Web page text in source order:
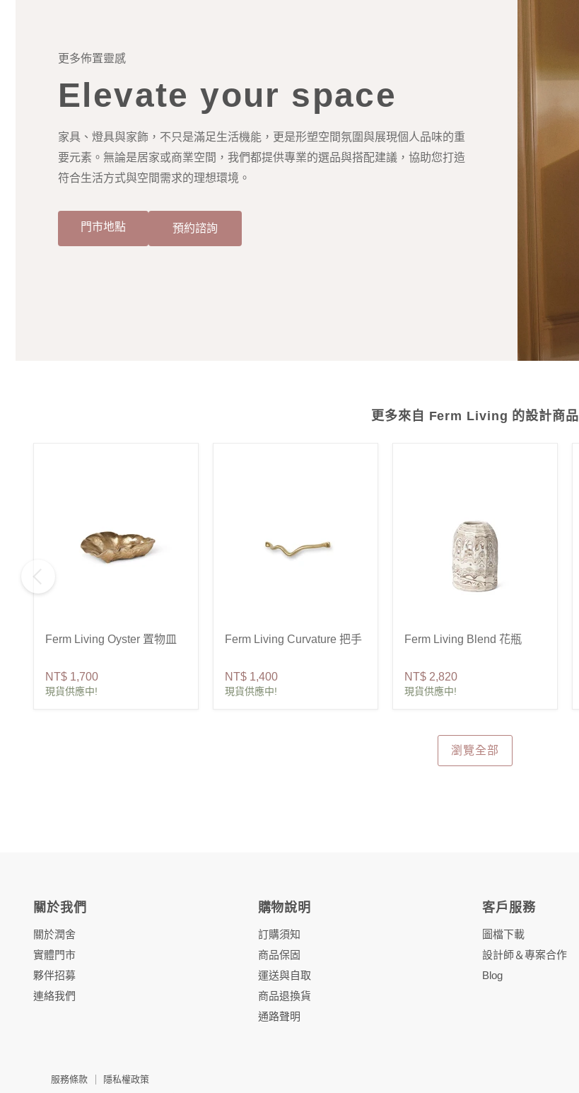
更多佈置靈感
Elevate your space
家具、燈具與家飾，不只是滿足生活機能，更是形塑空間氛圍與展現個人品味的重
要元素。無論是居家或商業空間，我們都提供專業的選品與搭配建議，協助您打造
符合生活方式與空間需求的理想環境。
門市地點 預約諮詢
更多來自 Ferm Living 的設計商品
Ferm Living Oyster 置物皿
NT$ 1,700
現貨供應中!
Ferm Living Curvature 把手
NT$ 1,400
現貨供應中!
Ferm Living Blend 花瓶
NT$ 2,820
現貨供應中!
瀏覽全部
關於我們
關於潤舍
實體門市
夥伴招募
連絡我們
購物說明
訂購須知
商品保固
運送與自取
商品退換貨
通路聲明
客戶服務
圖檔下載
設計師＆專案合作
Blog
服務條款
隱私權政策